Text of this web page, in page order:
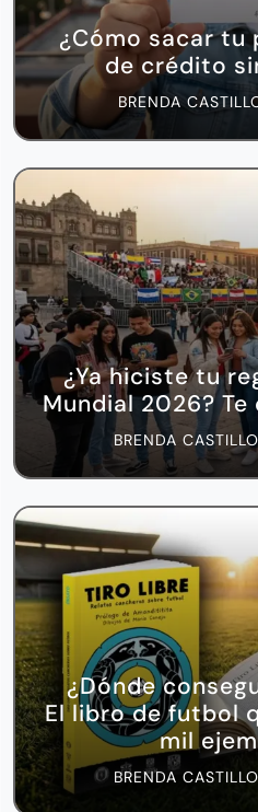
¿Cómo sacar
de crédito
BRENDA
¿Ya hiciste tu
Mundial 2026?
BRENDA CASTILLO
¿Dónde
El libro de futbol
mil
BRENDA CASTILLO